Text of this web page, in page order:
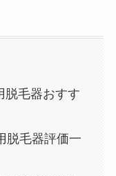
脱毛器おすす
脱毛器評価一